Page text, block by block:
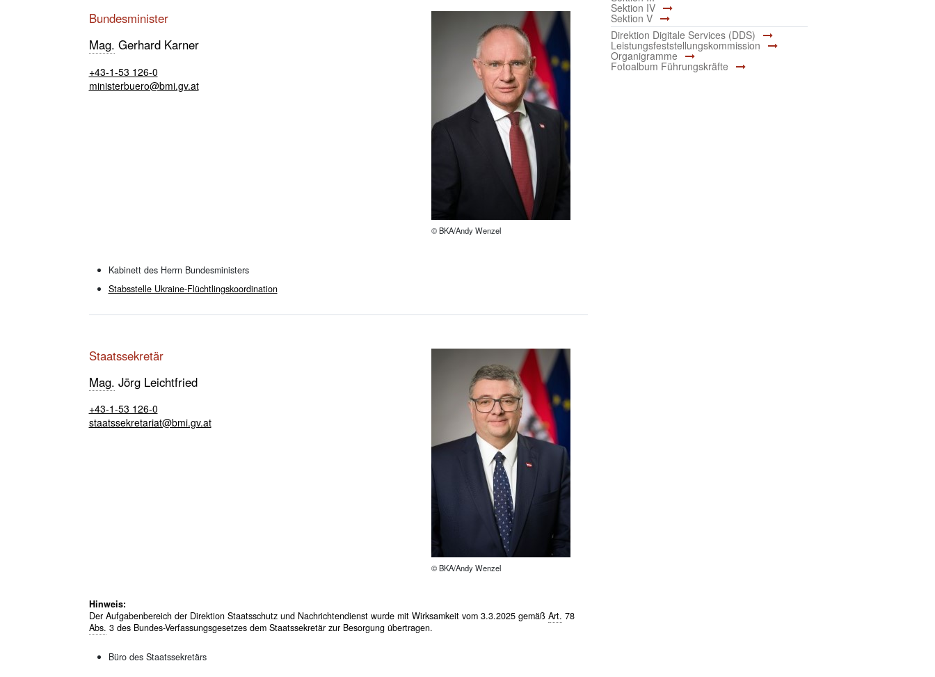
Bundesminister
Mag. Gerhard Karner
+43-1-53 126-0
ministerbuero@bmi.gv.at
© BKA/Andy Wenzel
Kabinett des Herrn Bundesministers
Stabsstelle Ukraine-Flüchtlingskoordination
Staatssekretär
Mag. Jörg Leichtfried
+43-1-53 126-0
staatssekretariat@bmi.gv.at
© BKA/Andy Wenzel
Hinweis:
Der Aufgabenbereich der Direktion Staatsschutz und Nachrichtendienst wurde mit Wirksamkeit vom 3.3.2025 gemäß Art. 78
Abs. 3 des Bundes-Verfassungsgesetzes dem Staatssekretär zur Besorgung übertragen.
Büro des Staatssekretärs
Sektion IV
Sektion V
Direktion Digitale Services (DDS)
Leistungsfeststellungskommission
Organigramme
Fotoalbum Führungskräfte